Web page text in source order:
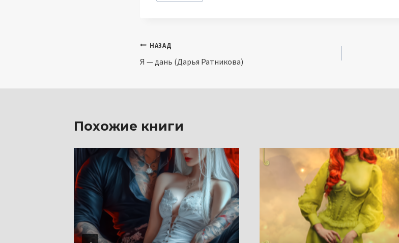
Навигация
по
НАЗАД
Я — дань (Дарья Ратникова)
Похожие книги